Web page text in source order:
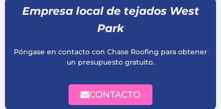
Empresa local de tejados West
Park
Póngase en contacto con Chase Roofing para obtener
un presupuesto gratuito.
CONTACTO